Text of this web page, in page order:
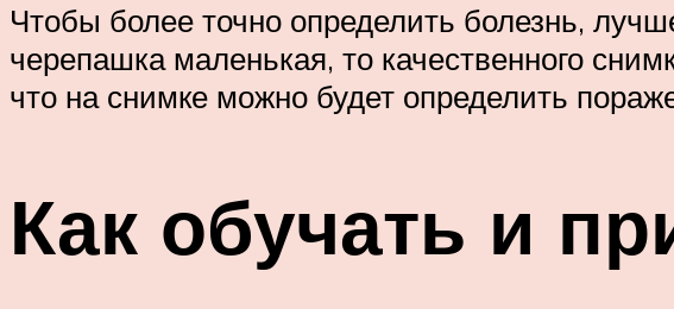
Чтобы более точно определить болезнь,
черепашка маленькая, то качественного
что на снимке можно будет определить
Как обучать и